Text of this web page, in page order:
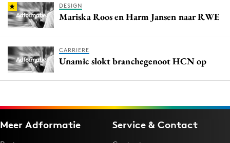
DESIGN
Mariska Roos en Harm Jansen naar RWE
CARRIERE
Unamic slokt branchegenoot HCN op
Meer Adformatie Service & Contact